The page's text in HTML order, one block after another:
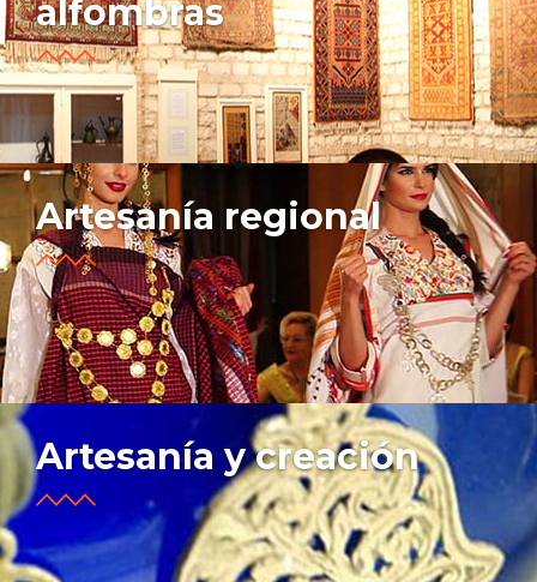
alfombras
Artesanía regional
Artesanía y creación